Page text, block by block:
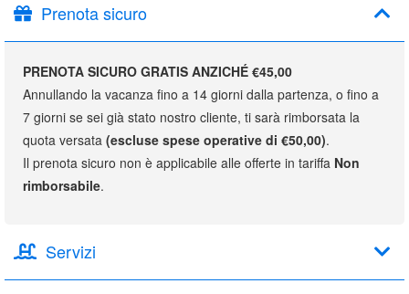
Prenota sicuro
PRENOTA SICURO GRATIS ANZICHÉ €45,00
Annullando la vacanza fino a 14 giorni dalla partenza, o fino a
7 giorni se sei già stato nostro cliente, ti sarà rimborsata la
quota versata (escluse spese operative di €50,00).
Il prenota sicuro non è applicabile alle offerte in tariffa Non
rimborsabile.
Servizi